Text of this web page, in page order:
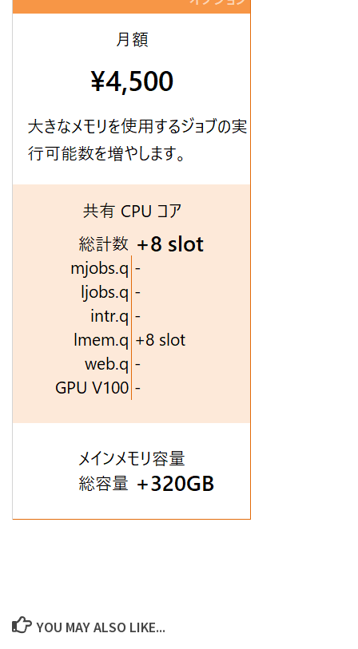
YOU MAY ALSO LIKE...